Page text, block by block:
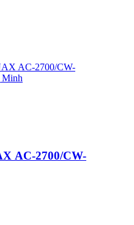
₫.
AC-2700/CW-